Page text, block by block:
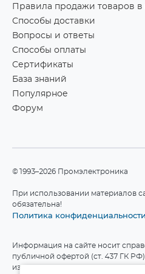
Правила продажи товаров в
Способы доставки
Вопросы и ответы
Способы оплаты
Сертификаты
База знаний
Популярное
Форум
©1993–2026 Промэлектроника
При использовании материалов
обязательна!
Политика конфиденциальности
Информация на сайте носит
публичной офертой (ст. 437 ГК
изменять технические